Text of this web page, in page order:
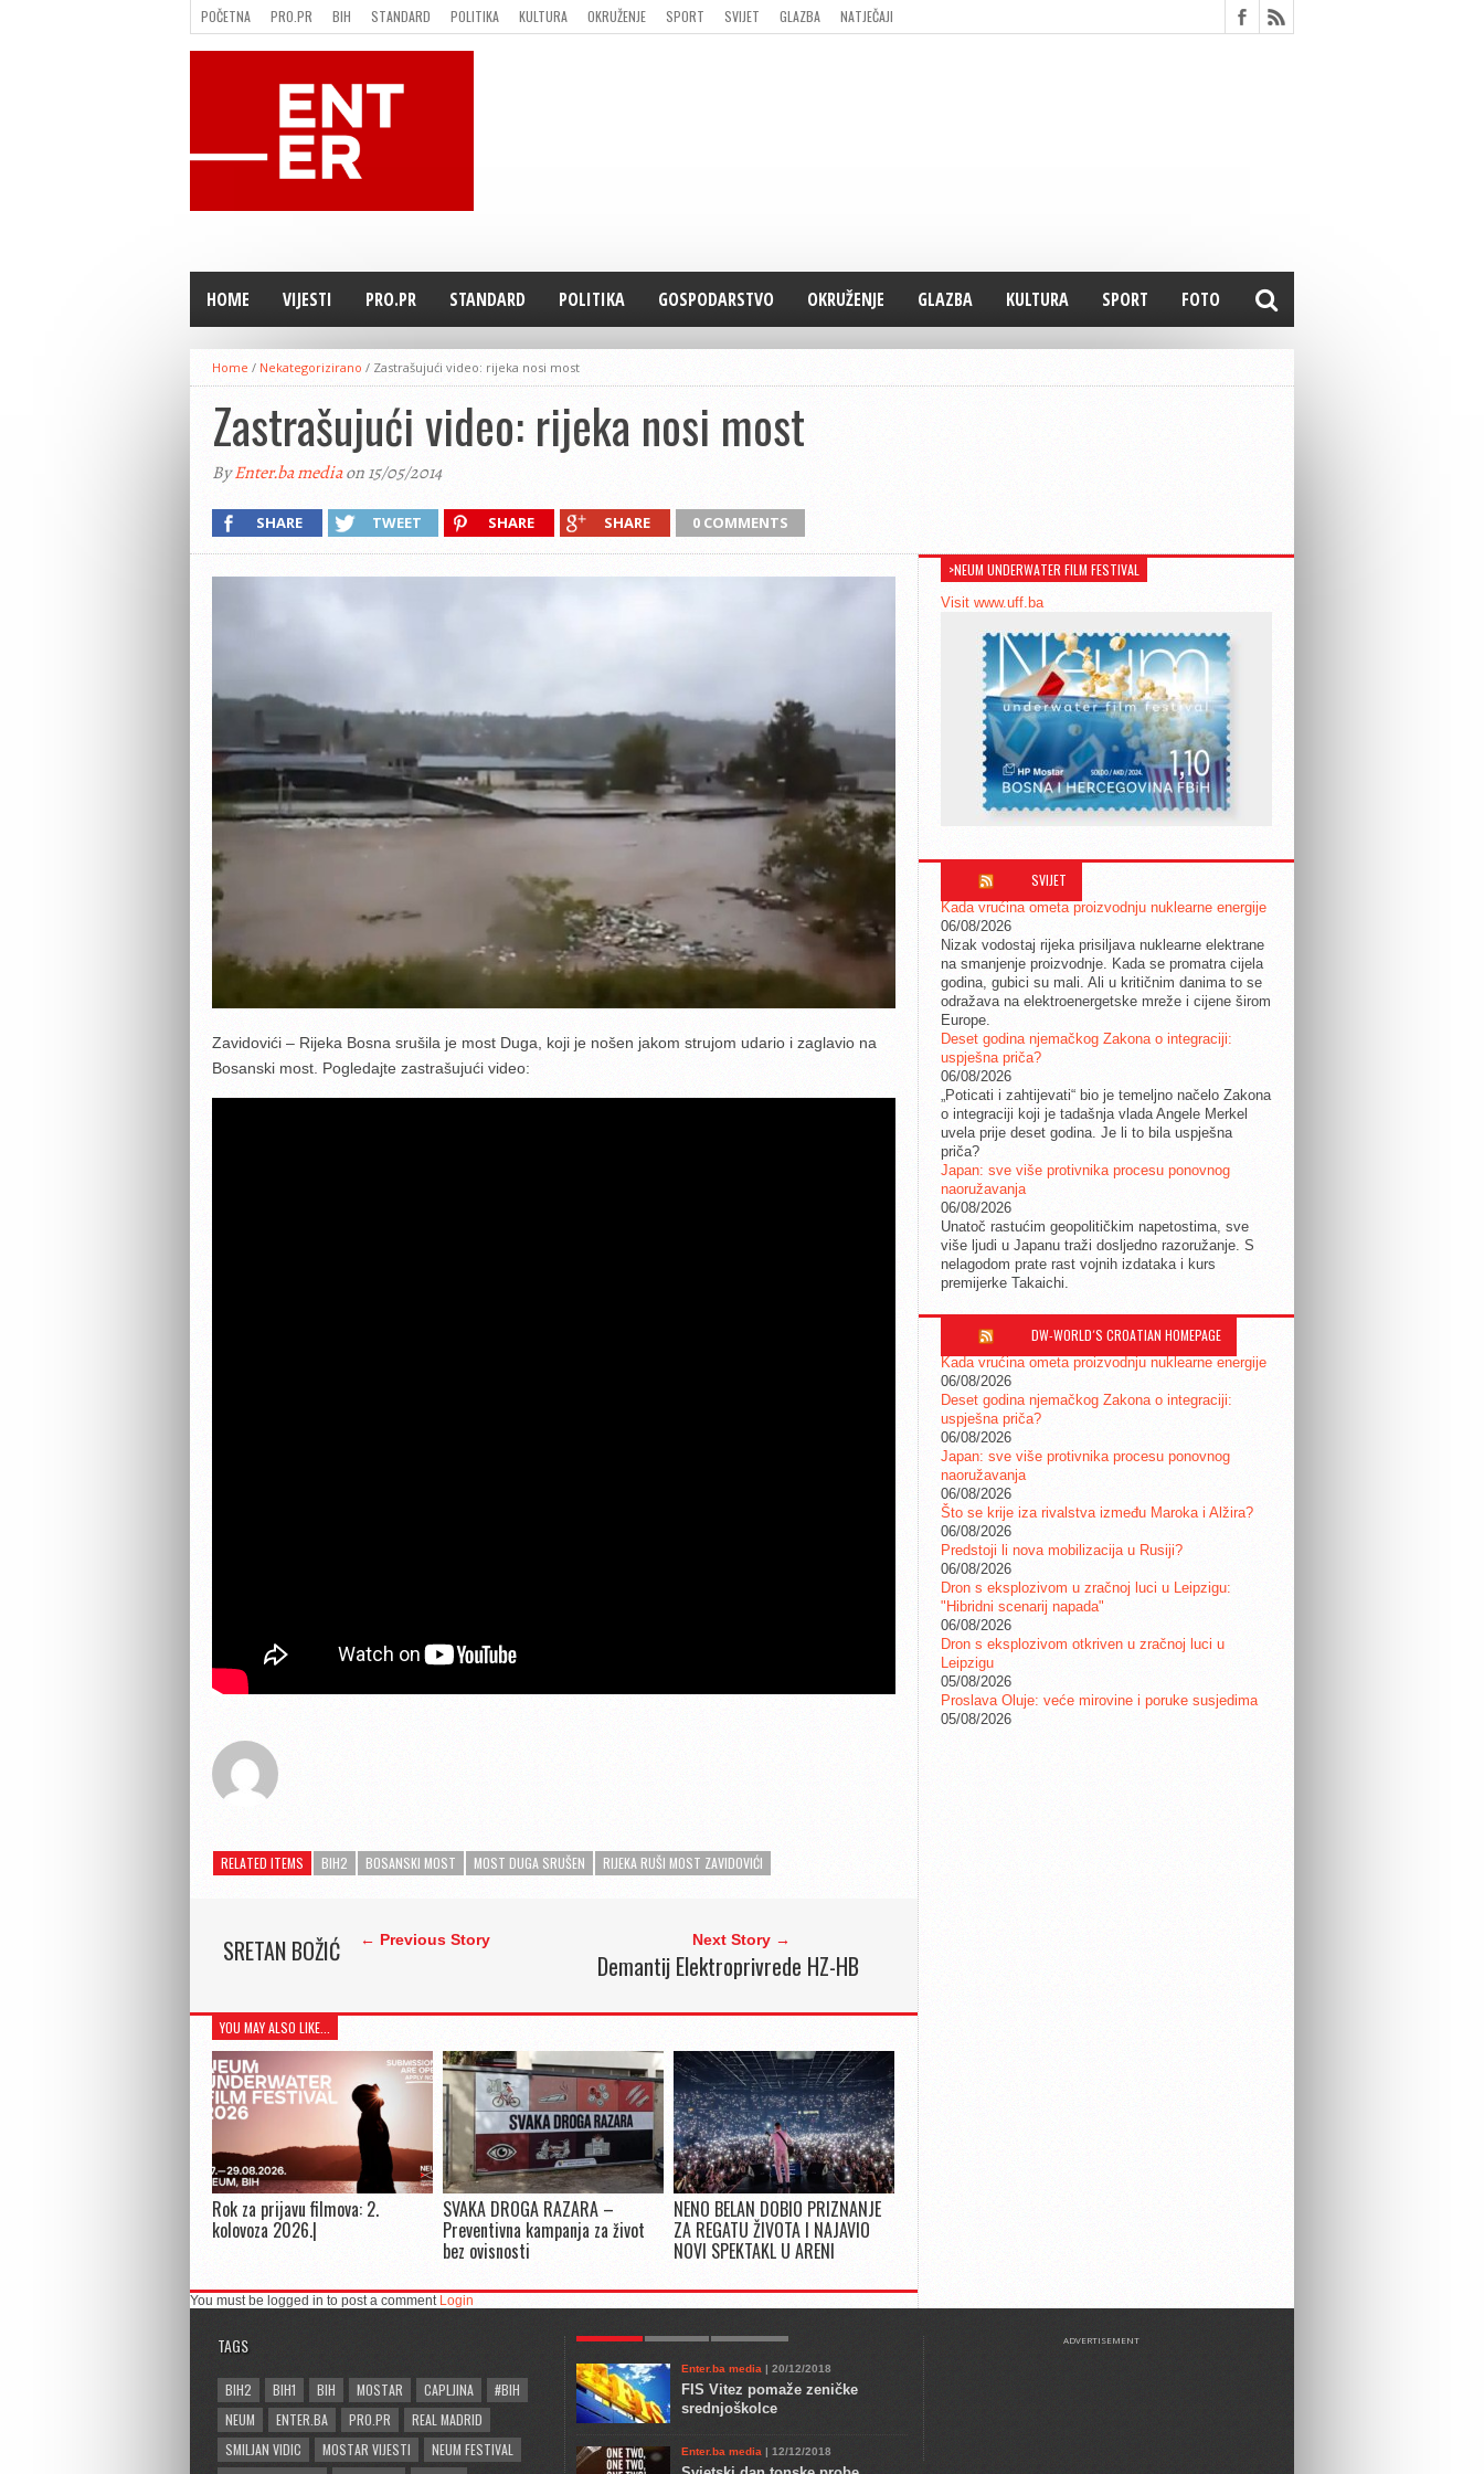
POČETNA PRO.PR BIH STANDARD POLITIKA KULTURA OKRUŽENJE SPORT SVIJET GLAZBA
NATJEČAJI
FILMING LOCATION IN BH
KONTAKT
HOME VIJESTI PRO.PR STANDARD POLITIKA GOSPODARSTVO OKRUŽENJE GLAZBA KULTURA SPORT FOTO
Home / Nekategorizirano / Zastrašujući video: rijeka nosi most
Zastrašujući video: rijeka nosi most
ByEnter.ba mediaon 15/05/2014
SHARE TWEET SHARE SHARE 0 COMMENTS
Zavidovići – Rijeka Bosna srušila je most Duga, koji je nošen jakom strujom udario i zaglavio na
Bosanski most. Pogledajte zastrašujući video:
RELATED ITEMS BIH2 BOSANSKI MOST MOST DUGA SRUŠEN RIJEKA RUŠI MOST ZAVIDOVIĆI
← Previous Story
SRETAN BOŽIĆ Next Story →
Demantij Elektroprivrede HZ-HB
YOU MAY ALSO LIKE...
Rok za prijavu filmova: 2.
kolovoza 2026.|
SVAKA DROGA RAZARA –
Preventivna kampanja za život
bez ovisnosti
NENO BELAN DOBIO PRIZNANJE
ZA REGATU ŽIVOTA I NAJAVIO
NOVI SPEKTAKL U ARENI
You must be logged in to post a comment Login
>NEUM UNDERWATER FILM FESTIVAL
Visit www.uff.ba
SVIJET
Kada vrućina ometa proizvodnju nuklearne energije
06/08/2026
Nizak vodostaj rijeka prisiljava nuklearne elektrane
na smanjenje proizvodnje. Kada se promatra cijela
godina, gubici su mali. Ali u kritičnim danima to se
odražava na elektroenergetske mreže i cijene širom
Europe.
Deset godina njemačkog Zakona o integraciji:
uspješna priča?
06/08/2026
„Poticati i zahtijevati“ bio je temeljno načelo Zakona
o integraciji koji je tadašnja vlada Angele Merkel
uvela prije deset godina. Je li to bila uspješna
priča?
Japan: sve više protivnika procesu ponovnog
naoružavanja
06/08/2026
Unatoč rastućim geopolitičkim napetostima, sve
više ljudi u Japanu traži dosljedno razoružanje. S
nelagodom prate rast vojnih izdataka i kurs
premijerke Takaichi.
DW-WORLD´S CROATIAN HOMEPAGE
Kada vrućina ometa proizvodnju nuklearne energije
06/08/2026
Deset godina njemačkog Zakona o integraciji:
uspješna priča?
06/08/2026
Japan: sve više protivnika procesu ponovnog
naoružavanja
06/08/2026
Što se krije iza rivalstva između Maroka i Alžira?
06/08/2026
Predstoji li nova mobilizacija u Rusiji?
06/08/2026
Dron s eksplozivom u zračnoj luci u Leipzigu:
"Hibridni scenarij napada"
06/08/2026
Dron s eksplozivom otkriven u zračnoj luci u
Leipzigu
05/08/2026
Proslava Oluje: veće mirovine i poruke susjedima
05/08/2026
TAGS
BIH2 BIH1 BIH MOSTAR CAPLJINA
#BIH
NEUM
ENTER.BA PRO.PR
REAL MADRID
SMILJAN VIDIC
MOSTAR VIJESTI
NEUM FESTIVAL
Enter.ba media | 20/12/2018
FIS Vitez pomaže zeničke
srednjoškolce
Enter.ba media | 12/12/2018
ADVERTISEMENT